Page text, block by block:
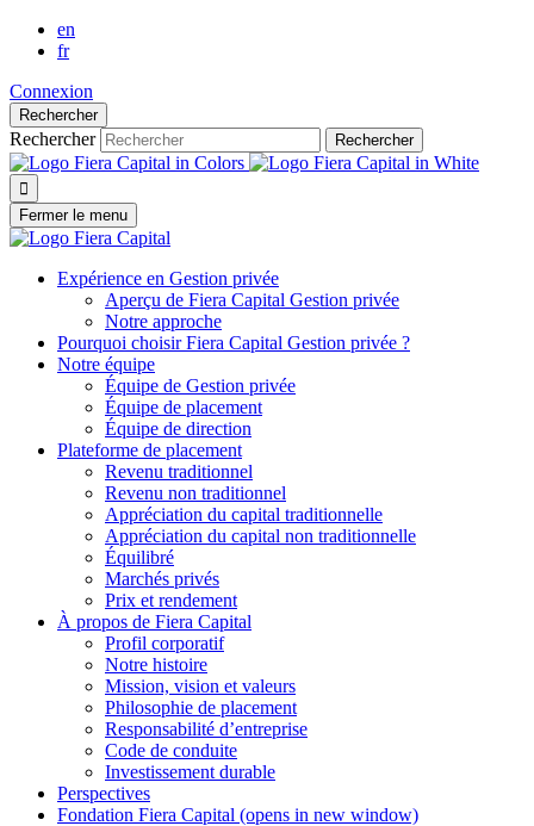
en
fr
Connexion
Rechercher
Rechercher Rechercher

Fermer le menu
Expérience en Gestion privée
Aperçu de Fiera Capital Gestion privée
Notre approche
Pourquoi choisirFiera Capital Gestion privée ?
Notre équipe
Équipe de Gestion privée
Équipe de placement
Équipe de direction
Plateforme de placement
Revenu traditionnel
Revenu non traditionnel
Appréciation du capital traditionnelle
Appréciation du capital non traditionnelle
Équilibré
Marchés privés
Prix et rendement
À propos de Fiera Capital
Profil corporatif
Notre histoire
Mission, vision et valeurs
Philosophie de placement
Responsabilité d’entreprise
Code de conduite
Investissement durable
Perspectives
Fondation Fiera Capital (opens in new window)